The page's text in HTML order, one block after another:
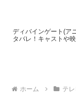
ディバインゲート(ア
タバレ！キャストや
ホーム テ